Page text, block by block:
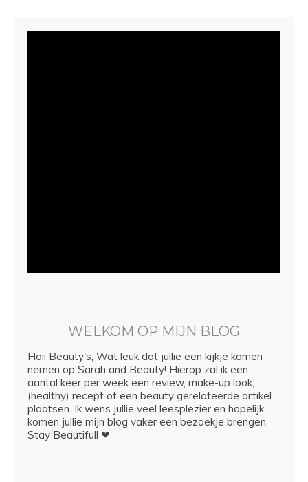
WELKOM OP MIJN BLOG
Hoii Beauty's, Wat leuk dat jullie een kijkje komen
nemen op Sarah and Beauty! Hierop zal ik een
aantal keer per week een review, make-up look,
(healthy) recept of een beauty gerelateerde artikel
plaatsen. Ik wens jullie veel leesplezier en hopelijk
komen jullie mijn blog vaker een bezoekje brengen.
Stay Beautifull ❤